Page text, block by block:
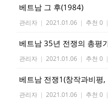
베트남 그 후(1984)
관리자 | 2021.01.06 | 추천 0 |
베트남 35년 전쟁의 총평
관리자 | 2021.01.06 | 추천 0 |
베트남 전쟁1(창작과비평
관리자 | 2021.01.06 | 추천 0 |